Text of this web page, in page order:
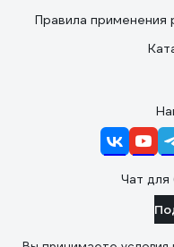
Правила применения
Чат для